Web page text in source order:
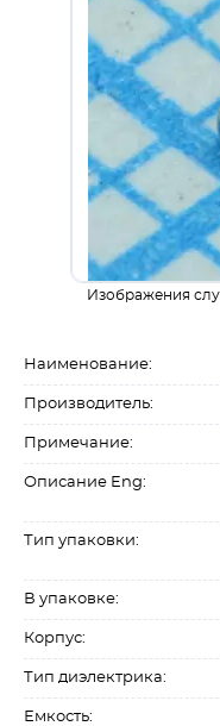
Изображения
Наименование:
Производитель:
Примечание:
Описание Eng:
Тип упаковки:
В упаковке:
Корпус:
Тип диэлектрика:
Емкость: